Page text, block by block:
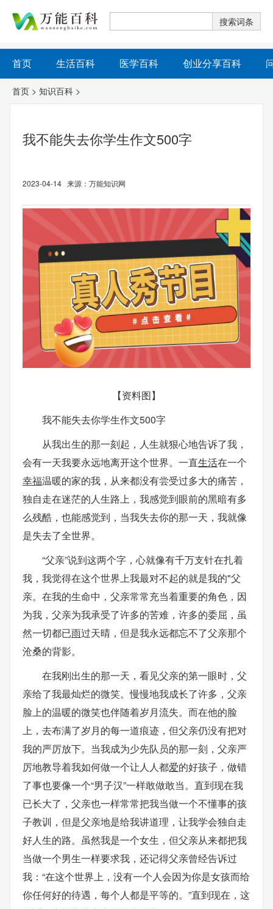
首页 生活百科 医学百科 创业分享百科
首页 > 知识百科 >
我不能失去你学生作文500字
2023-04-14 来源：万能知识网
【资料图】
我不能失去你学生作文500字
从我出生的那一刻起，人生就狠心地告诉了我，
会有一天我要永远地离开这个世界。一直生活在一个
幸福温暖的家的我，从来都没有尝受过多大的痛苦，
独自走在迷茫的人生路上，我感觉到眼前的黑暗有多
么残酷，也能感觉到，当我失去你的那一天，我就像
是失去了全世界。
“父亲”说到这两个字，心就像有千万支针在扎着
我，我觉得在这个世界上我最对不起的就是我的"父
亲。在我的生命中，父亲常常充当着重要的角色，因
为我，父亲为我承受了许多的苦难，许多的委屈，虽
然一切都已雨过天晴，但是我永远都忘不了父亲那个
沧桑的背影。
在我刚出生的那一天，看见父亲的第一眼时，父
亲给了我最灿烂的微笑。慢慢地我成长了许多，父亲
脸上的温暖的微笑也伴随着岁月流失。而在他的脸
上，去布满了岁月的每一道痕迹，但父亲仍没有把对
我的严厉放下。当我成为少先队员的那一刻，父亲严
厉地教导着我如何做一个让人人都爱的好孩子，做错
了事也要像一个“男子汉”一样敢做敢当。直到现在我
已长大了，父亲也一样常常把我当做一个不懂事的孩
子教训，但是父亲地是给我讲道理，让我学会独自走
好人生的路。虽然我是一个女生，但父亲从来都把我
当做一个男生一样要求我，还记得父亲曾经告诉过
我：“在这个世界上，没有一个人会因为你是女孩而给
你任何好的待遇，每个人都是平等的。”直到现在，这